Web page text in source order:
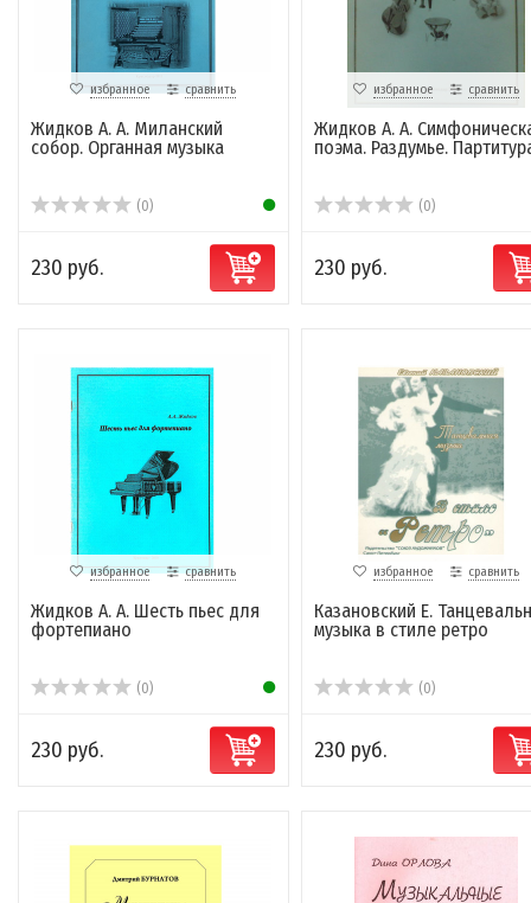
избранное сравнить
Жидков А. А. Миланский
собор. Органная музыка
(0)
230 руб.
избранное сравнить
Жидков А. А.
поэма. Раздумье.
(0)
230 руб.
избранное сравнить
Жидков А. А. Шесть пьес для
фортепиано
(0)
230 руб.
избранное сравнить
Казановский Е.
музыка в стиле ретро
(0)
230 руб.